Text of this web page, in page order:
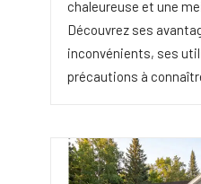
chaleureuse et une
Découvrez ses
inconvénients, ses
précautions à